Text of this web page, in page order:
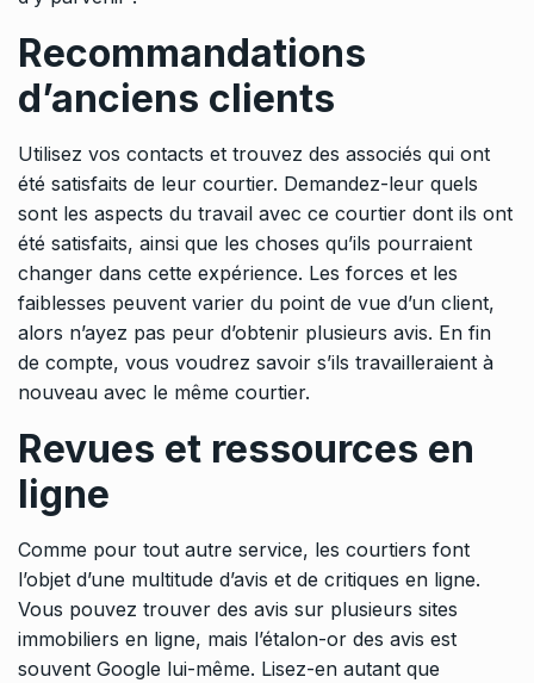
Recommandations
d’anciens clients
Utilisez vos contacts et trouvez des associés qui ont
été satisfaits de leur courtier. Demandez-leur quels
sont les aspects du travail avec ce courtier dont ils ont
été satisfaits, ainsi que les choses qu’ils pourraient
changer dans cette expérience. Les forces et les
faiblesses peuvent varier du point de vue d’un client,
alors n’ayez pas peur d’obtenir plusieurs avis. En fin
de compte, vous voudrez savoir s’ils travailleraient à
nouveau avec le même courtier.
Revues et ressources en
ligne
Comme pour tout autre service, les courtiers font
l’objet d’une multitude d’avis et de critiques en ligne.
Vous pouvez trouver des avis sur plusieurs sites
immobiliers en ligne, mais l’étalon-or des avis est
souvent Google lui-même. Lisez-en autant que